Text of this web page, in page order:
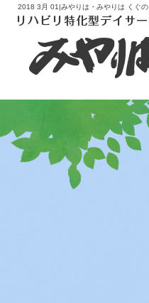
2018 3月 01|みやりは・みやりは くぐの